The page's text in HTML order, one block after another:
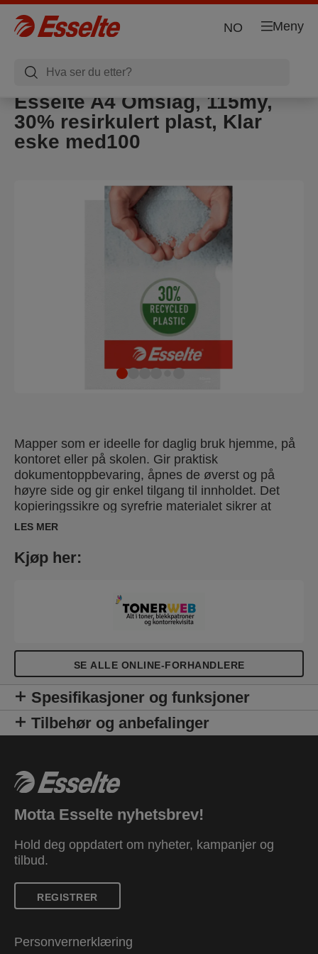
Meny
NO
Esselte A4 Omslag, 115my,
30% resirkulert plast, Klar
eske med100
Mapper som er ideelle for daglig bruk hjemme, på
kontoret eller på skolen. Gir praktisk
dokumentoppbevaring, åpnes de øverst og på
høyre side og gir enkel tilgang til innholdet. Det
kopieringssikre og syrefrie materialet sikrer at
dokumentene er fullstendig beskyttet. Laget av PP
forbrukerinnhold, eksternt revidert og UL-sertifisert,
100 % resirkulerbar.
LES MER
Kjøp her:
SE ALLE ONLINE-FORHANDLERE
Spesifikasjoner og funksjoner
Tilbehør og anbefalinger
Motta Esselte nyhetsbrev!
Hold deg oppdatert om nyheter, kampanjer og
tilbud.
REGISTRER
Personvernerklæring